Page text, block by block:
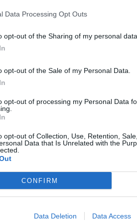
Data Processing Opt Outs
opt-out of the Sharing of my personal data.
opt-out of the Sale of my Personal Data.
opt-out of processing my Personal Data
opt-out of Collection, Use, Retention,
Data that Is Unrelated with the
CONFIRM
Data Deletion Data Access
السد يتعادل
ليماسول
تعادل السد مع أريس
بهدف لمثله في المباراة الودية
بالنمسا ضمن